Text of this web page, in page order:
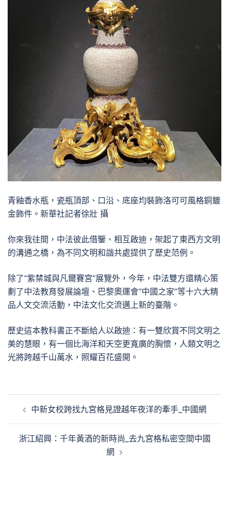
青釉香水瓶，瓷瓶頂部、口沿、底座均裝飾洛可可風格銅鍍
金飾件。新華社記者徐壯 攝
你來我往間，中法彼此借鑒、相互啟迪，架起了東西方文明
的溝通之橋，為不同文明和諧共處提供了歷史范例。
除了“紫禁城與凡爾賽宮”展覽外，今年，中法雙方還精心策
劃了中法教育發展論壇、巴黎奧運會“中國之家”等十六大精
品人文交流活動，中法文化交流邁上新的臺階。
歷史這本教科書正不斷給人以啟迪：有一雙欣賞不同文明之
美的慧眼，有一個比海洋和天空更寬廣的胸懷，人類文明之
光將跨越千山萬水，照耀百花盛開。
導
中新女校跨找九宮格見證越年夜洋的牽手_中國網
浙江紹興：千年黃酒的新時尚_去九宮格私密空間中國
網